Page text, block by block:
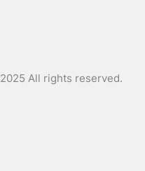
2025 All rights reserved.